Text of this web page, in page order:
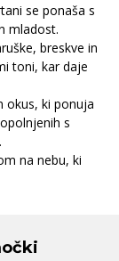
se ponaša s
mladost.
breskve in
toni, kar daje
okus, ki ponuja
s
na nebu, ki